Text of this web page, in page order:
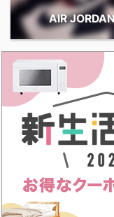
AIR JORDAN